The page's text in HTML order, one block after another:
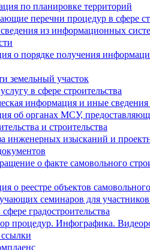
по планировке территорий
перечни процедур в сфере
из информационных
о порядке получения
земельный участок
в сфере строительства
информация и иные сведения
об органах МСУ,
и строительства
инженерных изысканий и
о факте самовольного
о реестре объектов
семинаров для участников
градостроительства
процедур. Инфографика.